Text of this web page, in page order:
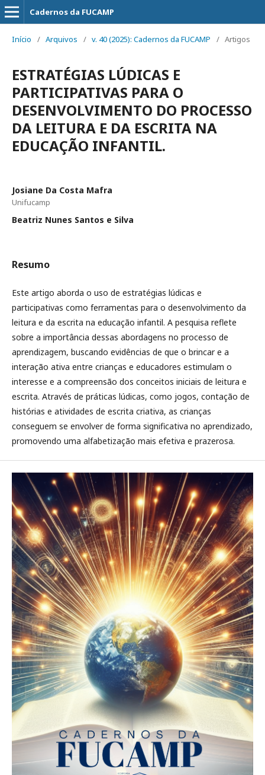
Cadernos da FUCAMP
Início / Arquivos / v. 40 (2025): Cadernos da FUCAMP / Artigos
ESTRATÉGIAS LÚDICAS E
PARTICIPATIVAS PARA O
DESENVOLVIMENTO DO PROCESSO
DA LEITURA E DA ESCRITA NA
EDUCAÇÃO INFANTIL.
Josiane Da Costa Mafra
Unifucamp
Beatriz Nunes Santos e Silva
Resumo
Este artigo aborda o uso de estratégias lúdicas e
participativas como ferramentas para o desenvolvimento da
leitura e da escrita na educação infantil. A pesquisa reflete
sobre a importância dessas abordagens no processo de
aprendizagem, buscando evidências de que o brincar e a
interação ativa entre crianças e educadores estimulam o
interesse e a compreensão dos conceitos iniciais de leitura e
escrita. Através de práticas lúdicas, como jogos, contação de
histórias e atividades de escrita criativa, as crianças
conseguem se envolver de forma significativa no aprendizado,
promovendo uma alfabetização mais efetiva e prazerosa.